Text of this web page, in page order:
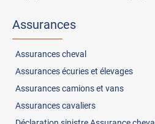
Assurances
Assurancescheval
Assurancesécuries et élevages
Assurancescamions et vans
Assurancescavaliers